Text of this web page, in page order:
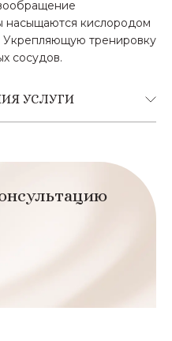
насыщаются кислородом
Укрепляющую тренировку
сосудов.
УСЛУГИ